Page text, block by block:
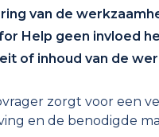
van de
Help geen invloed
of inhoud van de
zorgt voor een
en de benodigde